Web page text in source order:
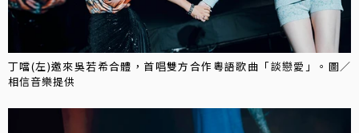
丁噹(左)邀來吳若希合體，首唱雙方合作粵語歌曲「談戀愛」。圖／
相信音樂提供